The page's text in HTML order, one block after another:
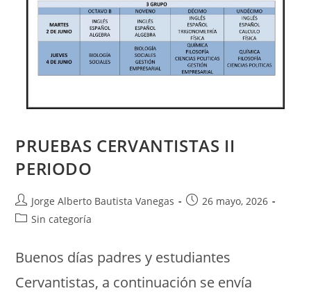
PRUEBAS CERVANTISTAS II
PERIODO
Jorge Alberto Bautista Vanegas
26 mayo, 2026
Sin categoría
Buenos días padres y estudiantes
Cervantistas, a continuación se envía